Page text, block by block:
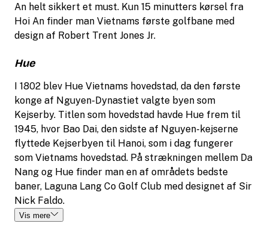
An helt sikkert et must. Kun 15 minutters kørsel fra
Hoi An finder man Vietnams første golfbane med
design af Robert Trent Jones Jr.
Hue
I 1802 blev Hue Vietnams hovedstad, da den første
konge af Nguyen-Dynastiet valgte byen som
Kejserby. Titlen som hovedstad havde Hue frem til
1945, hvor Bao Dai, den sidste af Nguyen-kejserne
flyttede Kejserbyen til Hanoi, som i dag fungerer
som Vietnams hovedstad. På strækningen mellem Da
Nang og Hue finder man en af områdets bedste
baner, Laguna Lang Co Golf Club med designet af Sir
Nick Faldo.
Vis mere